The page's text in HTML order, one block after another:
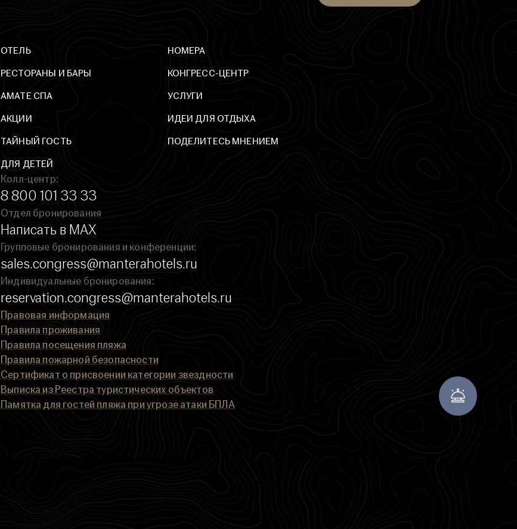
ОТЕЛЬ
НОМЕРА
РЕСТОРАНЫ И БАРЫ
КОНГРЕСС-ЦЕНТР
AМАТЕ СПА
УСЛУГИ
АКЦИИ
ИДЕИ ДЛЯ ОТДЫХА
ТАЙНЫЙ ГОСТЬ
ПОДЕЛИТЕСЬ МНЕНИЕМ
ДЛЯ ДЕТЕЙ
Колл-центр:
8 800 101 33 33
Отдел бронирования
Написать в MAX
Групповые бронирования и конференции:
sales.congress@manterahotels.ru
Индивидуальные бронирования:
reservation.congress@manterahotels.ru
Правовая информация
Правила проживания
Правила посещения пляжа
Правила пожарной безопасности
Сертификат о присвоении категории звездности
Выписка из Реестра туристических объектов
Памятка для гостей пляжа при угрозе атаки БПЛА